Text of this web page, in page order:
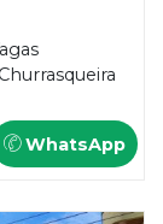
WhatsApp